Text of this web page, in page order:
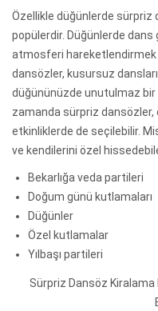
Özellikle düğünlerde
popülerdir. Düğünlerde
atmosferi hareketlendirmek
dansözler, kusursuz
düğününüzde unutulmaz bir
zamanda sürpriz dansözler,
etkinliklerde de seçilebilir.
ve kendilerini özel
Bekarlığa veda partileri
Doğum günü kutlamaları
Düğünler
Özel kutlamalar
Yılbaşı partileri
Sürpriz Dansöz